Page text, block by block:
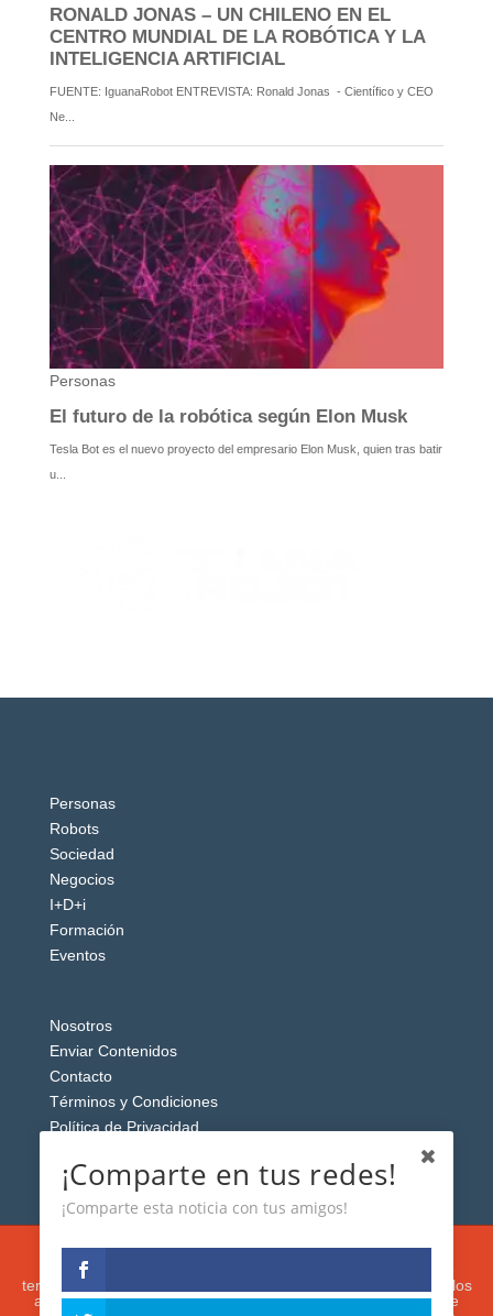
Personas
Robots
Sociedad
Negocios
I+D+i
Formación
Eventos
Nosotros
Enviar Contenidos
Contacto
Términos y Condiciones
Política de Privacidad
Esta web usa cookies analíticas y publicitarias (propias y de
terceros) para analizar el tráfico y personalizar el contenido y los
anuncios que le mostremos de acuerdo con su navegación e
¡Comparte en tus redes!
¡Comparte esta noticia con tus amigos!